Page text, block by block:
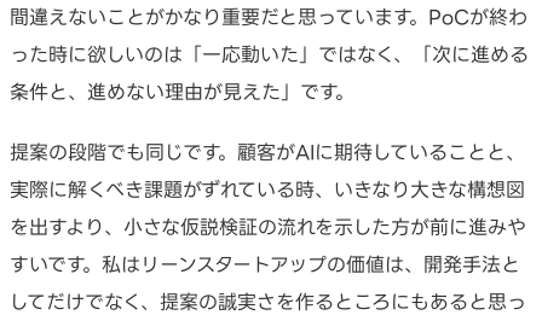
間違えないことがかなり重要だと思っています。PoCが終わ
った時に欲しいのは「一応動いた」ではなく、「次に進める
条件と、進めない理由が見えた」です。
提案の段階でも同じです。顧客がAIに期待していることと、
実際に解くべき課題がずれている時、いきなり大きな構想図
を出すより、小さな仮説検証の流れを示した方が前に進みや
すいです。私はリーンスタートアップの価値は、開発手法と
してだけでなく、提案の誠実さを作るところにもあると思っ